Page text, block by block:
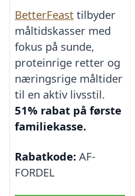
BetterFeast tilbyder
måltidskasser med
fokus på sunde,
proteinrige retter og
næringsrige måltider
til en aktiv livsstil.
51% rabat på første
familiekasse.
Rabatkode: AF-
FORDEL